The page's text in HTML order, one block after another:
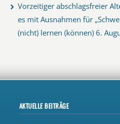
Vorzeitiger abschlagsfreier
es mit Ausnahmen für
(nicht) lernen (können) 6.
AKTUELLE BEITRÄGE